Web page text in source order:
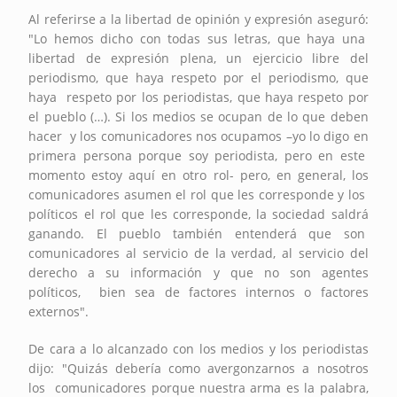
Al referirse a la libertad de opinión y expresión aseguró:
"Lo hemos dicho con todas sus letras, que haya una
libertad de expresión plena, un ejercicio libre del
periodismo, que haya respeto por el periodismo, que
haya respeto por los periodistas, que haya respeto por
el pueblo (…). Si los medios se ocupan de lo que deben
hacer y los comunicadores nos ocupamos –yo lo digo en
primera persona porque soy periodista, pero en este
momento estoy aquí en otro rol- pero, en general, los
comunicadores asumen el rol que les corresponde y los
políticos el rol que les corresponde, la sociedad saldrá
ganando. El pueblo también entenderá que son
comunicadores al servicio de la verdad, al servicio del
derecho a su información y que no son agentes
políticos, bien sea de factores internos o factores
externos".
De cara a lo alcanzado con los medios y los periodistas
dijo: "Quizás debería como avergonzarnos a nosotros
los comunicadores porque nuestra arma es la palabra,